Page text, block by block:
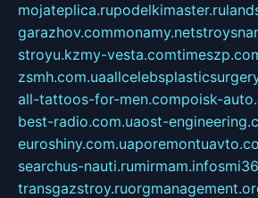
mojateplica.rupodelkimaster.ru
garazhov.commonamy.net
stroyu.kzmy-vesta.com
zsmh.com.ua
all-tattoos-for-men.compoisk-
best-radio.com.uaost-
euroshiny.com.ua
searchus-nauti.rumirmam.info
transgazstroy.ru